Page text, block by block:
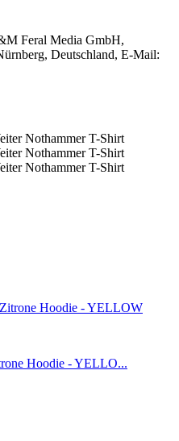
Feral Media GmbH,
Deutschland, E-Mail:
Hoodie - YELLO...